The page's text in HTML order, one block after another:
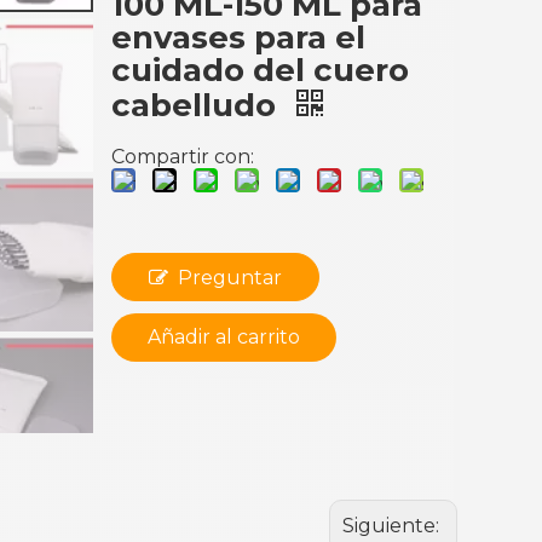
envases para el
cuidado del cuero
cabelludo
Compartir con:
Preguntar
Añadir al carrito
Siguiente: